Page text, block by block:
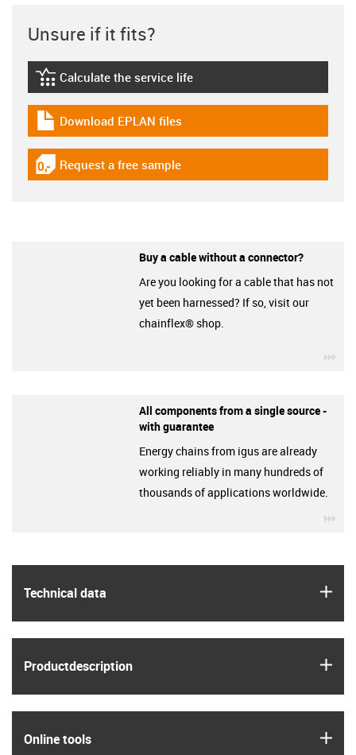
Technical data
Product­description
Online tools
Unsure if it fits?
igus-icon-lebensdauerrechner
Calculate the service life
igus-icon-download-plan
Download EPLAN files
igus-icon-gratismuster
Request a free sample
Buy a cable without a connector?
Are you looking for a cable that has not
yet been harnessed? If so, visit our
chainflex® shop.
All components from a single source -
with guarantee
Energy chains from igus are already
working reliably in many hundreds of
thousands of applications worldwide.